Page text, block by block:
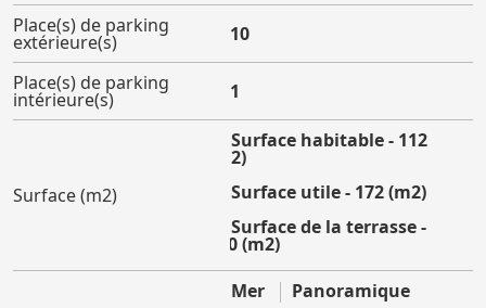
Place(s) de parking
extérieure(s) 10
Place(s) de parking
intérieure(s) 1
Surface (m2)
Surface habitable - 112
(m2)
Surface utile - 172 (m2)
Surface de la terrasse -
180 (m2)
Mer
Panoramique